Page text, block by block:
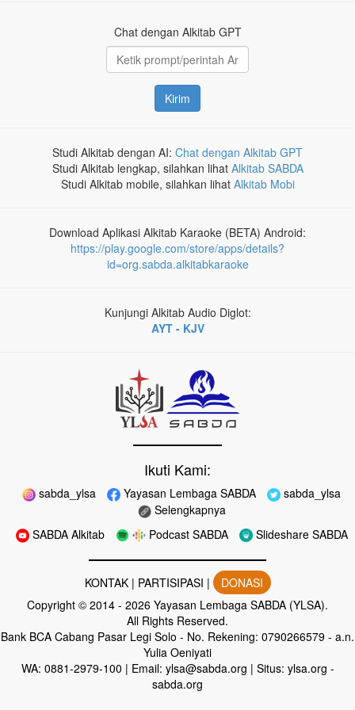
Chat dengan Alkitab GPT
Kirim
Studi Alkitab dengan AI: Chat dengan Alkitab GPT
Studi Alkitab lengkap, silahkan lihat Alkitab SABDA
Studi Alkitab mobile, silahkan lihat Alkitab Mobi
Download Aplikasi Alkitab Karaoke (BETA) Android:
https://play.google.com/store/apps/details?
id=org.sabda.alkitabkaraoke
Kunjungi Alkitab Audio Diglot:
AYT - KJV
Ikuti Kami:
sabda_ylsa Yayasan Lembaga SABDA
sabda_ylsa
Selengkapnya
SABDA Alkitab
Podcast SABDA Slideshare SABDA
KONTAK| PARTISIPASI |
DONASI
Copyright © 2014 - 2026 Yayasan Lembaga SABDA (YLSA).
All Rights Reserved.
Bank BCA Cabang Pasar Legi Solo - No. Rekening: 0790266579 - a.n.
Yulia Oeniyati
WA: 0881-2979-100 | Email: ylsa@sabda.org | Situs: ylsa.org -
sabda.org